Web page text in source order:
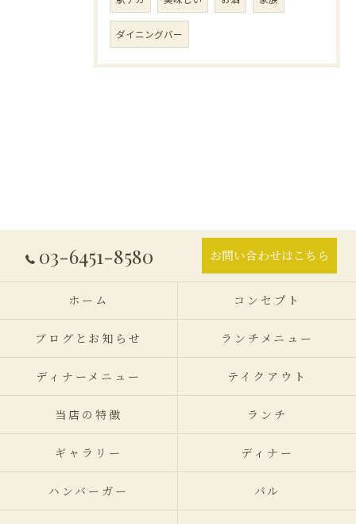
ダイニングバー
03-6451-8580 お問い合わせはこちら
ホーム コンセプト
ブログとお知らせ ランチメニュー
ディナーメニュー テイクアウト
当店の特徴 ランチ
ギャラリー ディナー
ハンバーガー バル